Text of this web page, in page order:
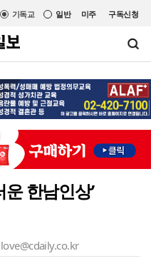
미주 구독신청
일반
기독교
한남인상’